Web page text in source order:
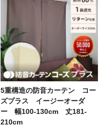
5重構造の防音カーテン コー
ズプラス イージーオーダ
ー 幅100-130cm 丈181-
210cm